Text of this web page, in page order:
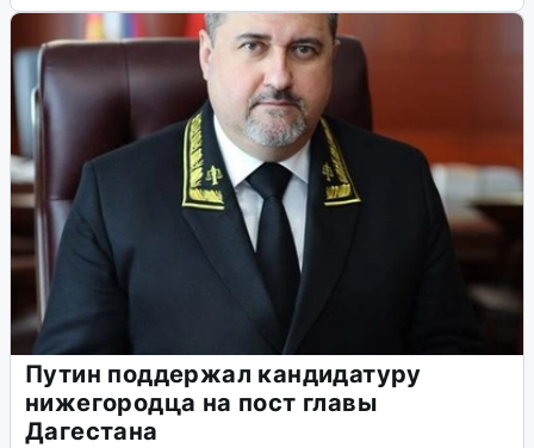
Путин поддержал кандидатуру
нижегородца на пост главы
Дагестана